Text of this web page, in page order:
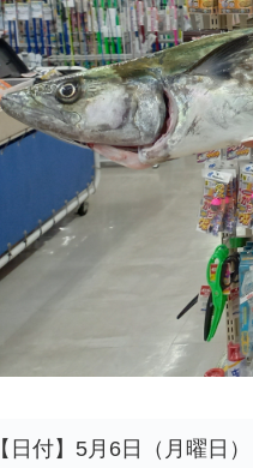
【日付】5月6日（月曜日）